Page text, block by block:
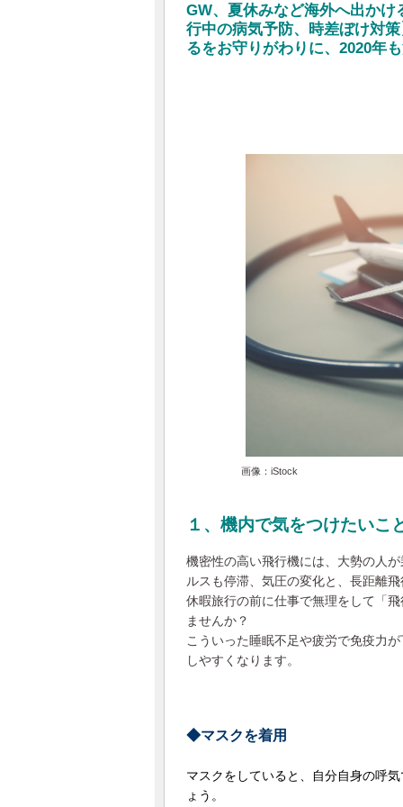
GW、夏休みなど海外へ出か
行中の病気予防、時差ぼけ対
るをお守りがわりに、2020年
画像：iStock
１、機内で気をつけたいこ
機密性の高い飛行機には、大勢の人
ルスも停滞、気圧の変化と、長距離
休暇旅行の前に仕事で無理をして「
ませんか？
こういった睡眠不足や疲労で免疫力
しやすくなります。
◆マスクを着用
マスクをしていると、自分自身の呼
ょう。